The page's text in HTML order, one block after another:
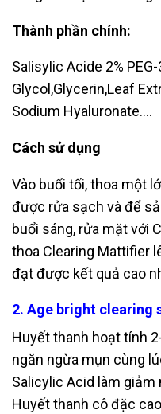
Thành phần chính:
Salisylic Acide 2%
Glycol,Glycerin,Leaf
Sodium Hyaluronate….
Cách sử dụng
Vào buổi tối, thoa một
được rửa sạch và để
buổi sáng, rửa mặt với
thoa Clearing Mattifier
đạt được kết quả cao
2. Age bright clearing
Huyết thanh hoạt tính
ngăn ngừa mụn cùng
Salicylic Acid làm giảm
Huyết thanh cô đặc